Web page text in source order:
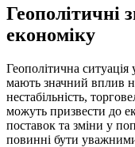
Геополітичні
економіку
Геополітична ситуація
мають значний вплив
нестабільність,
можуть призвести до
поставок та зміни у
повинні бути